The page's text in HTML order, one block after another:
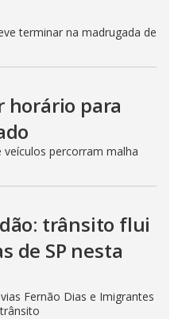
terminar na madrugada de
horário para
veículos percorram malha
trânsito flui
de SP nesta
Fernão Dias e Imigrantes